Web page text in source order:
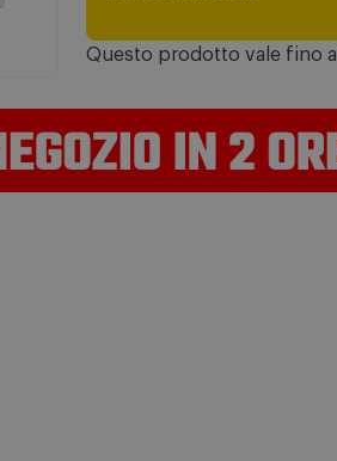
Questo prodotto vale fino a